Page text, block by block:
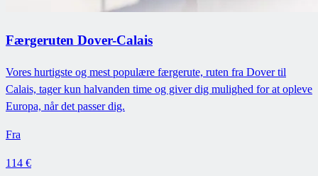
Færgeruten Dover-Calais
Vores hurtigste og mest populære færgerute, ruten fra Dover til
Calais, tager kun halvanden time og giver dig mulighed for at opleve
Europa, når det passer dig.
Fra
114 €